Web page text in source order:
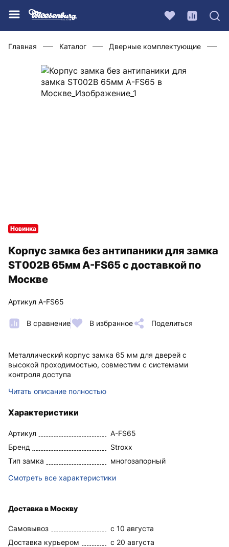
Главная Каталог Дверные комплектующие
Корпус замка без антипаники для замка
ST002B 65мм A-FS65 с доставкой по
Москве
Артикул A-FS65
В сравнение В избранное Поделиться
Новинка
Металлический корпус замка 65 мм для дверей с
высокой проходимостью, совместим с системами
контроля доступа
Читать описание полностью
Характеристики
Артикул
A-FS65
Бренд
Stroxx
Тип замка
многозапорный
Смотреть все характеристики
Доставка в Москву
Самовывоз
c 10 августа
Доставка курьером
c 20 августа